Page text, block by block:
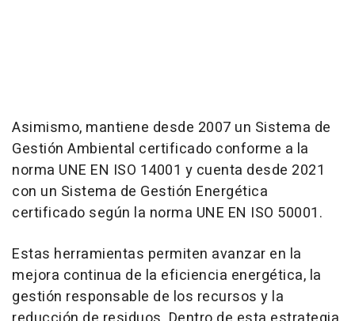
Asimismo, mantiene desde 2007 un Sistema de
Gestión Ambiental certificado conforme a la
norma UNE EN ISO 14001 y cuenta desde 2021
con un Sistema de Gestión Energética
certificado según la norma UNE EN ISO 50001.
Estas herramientas permiten avanzar en la
mejora continua de la eficiencia energética, la
gestión responsable de los recursos y la